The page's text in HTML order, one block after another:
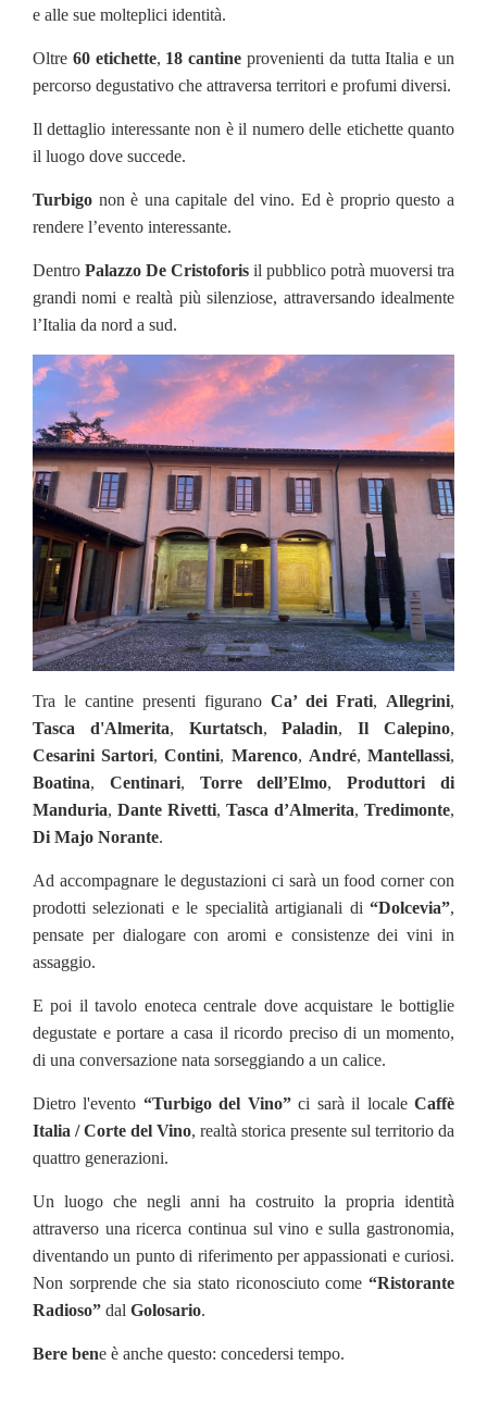
e alle sue molteplici identità.
Oltre 60 etichette, 18 cantine provenienti da tutta Italia e un
percorso degustativo che attraversa territori e profumi diversi.
Il dettaglio interessante non è il numero delle etichette quanto
il luogo dove succede.
Turbigo non è una capitale del vino. Ed è proprio questo a
rendere l’evento interessante.
Dentro Palazzo De Cristoforis il pubblico potrà muoversi tra
grandi nomi e realtà più silenziose, attraversando idealmente
l’Italia da nord a sud.
Tra le cantine presenti figurano Ca’ dei Frati, Allegrini,
Tasca d'Almerita, Kurtatsch,Paladin,Il Calepino,
Cesarini Sartori,Contini, Marenco, André,Mantellassi,
Boatina, Centinari, Torre dell’Elmo,Produttori di
Manduria, Dante Rivetti, Tasca d’Almerita, Tredimonte,
Di Majo Norante.
Ad accompagnare le degustazioni ci sarà un food corner con
prodotti selezionati e le specialità artigianali di “Dolcevia”,
pensate per dialogare con aromi e consistenze dei vini in
assaggio.
E poi il tavolo enoteca centrale dove acquistare le bottiglie
degustate e portare a casa il ricordo preciso di un momento,
di una conversazione nata sorseggiando a un calice.
Dietro l'evento “Turbigo del Vino”ci sarà il localeCaffè
Italia / Corte del Vino, realtà storica presente sul territorio da
quattro generazioni.
Un luogo che negli anni ha costruito la propria identità
attraverso una ricerca continua sul vino e sulla gastronomia,
diventando un punto di riferimento per appassionati e curiosi.
Non sorprende che sia stato riconosciuto come “Ristorante
Radioso” dal Golosario.
Bere bene è anche questo: concedersi tempo.